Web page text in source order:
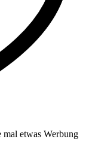
mal etwas Werbung